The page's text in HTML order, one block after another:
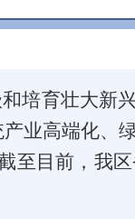
培育壮大新
业高端化、
至目前，我